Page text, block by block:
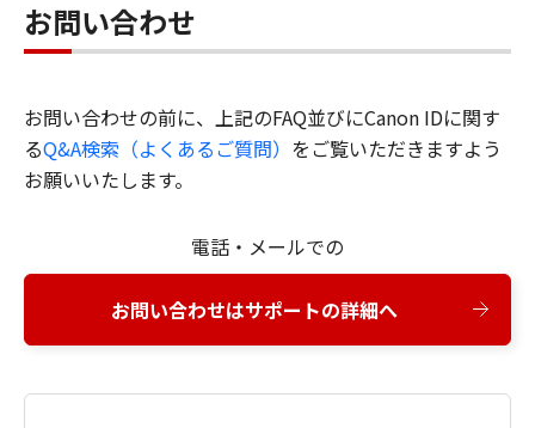
お問い合わせ
お問い合わせの前に、上記のFAQ並びにCanon IDに関す
るQ&A検索（よくあるご質問） をご覧いただきますよう
お願いいたします。
電話・メールでの
お問い合わせはサポートの詳細へ